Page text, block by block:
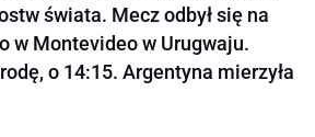
świata. Mecz odbył się na
w Montevideo w Urugwaju.
o 14:15. Argentyna mierzyła